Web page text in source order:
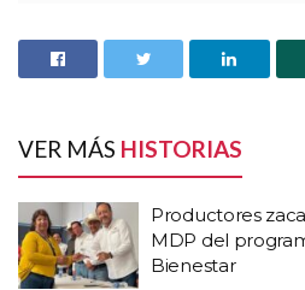
registran en el municipio de
también debido a las altas
curso de capacitación para que
al concluir el adiestramiento
entrega de una constancia que
Javier Saucedo Ramírez,
VER MÁS HISTORIAS
Productores
MDP del
Bienestar